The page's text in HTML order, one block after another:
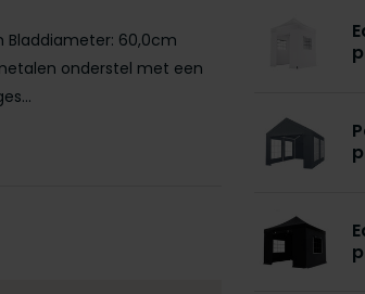
Bladdiameter: 60,0cm
onderstel met een